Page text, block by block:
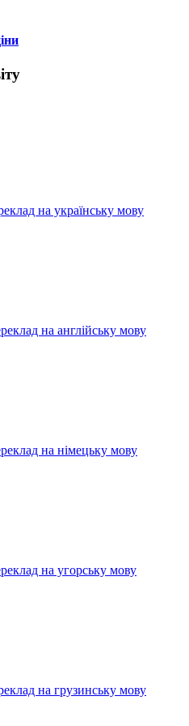
на українську мову
на англійську мову
на німецьку мову
на угорську мову
на грузинську мову